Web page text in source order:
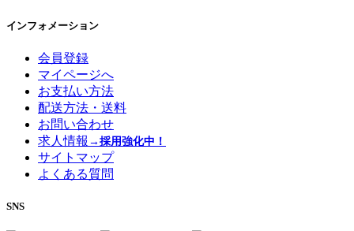
インフォメーション
会員登録
マイページへ
お支払い方法
配送方法・送料
お問い合わせ
求人情報 →採用強化中！
サイトマップ
よくある質問
SNS